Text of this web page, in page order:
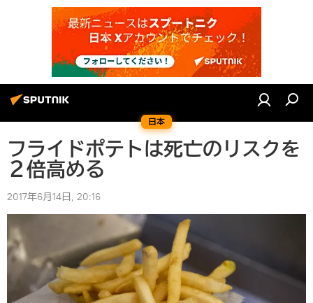
日本
フライドポテトは死亡のリスクを
２倍高める
2017年6月14日, 20:16